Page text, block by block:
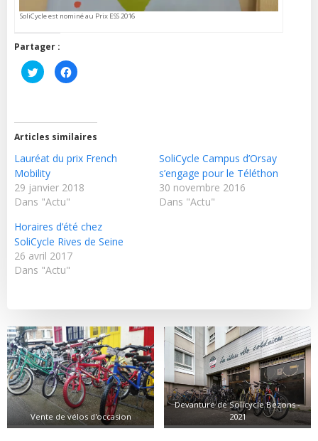
SoliCycle est nominé au Prix ESS 2016
Partager :
Cliquez
pour
partager
une
fenêtre)
Cliquez
pour
une
fenêtre)
Articles similaires
Lauréat du prix French
Mobility
29 janvier 2018
Dans "Actu"
SoliCycle Campus d’Orsay
s’engage pour le Téléthon
30 novembre 2016
Dans "Actu"
Horaires d’été chez
SoliCycle Rives de Seine
26 avril 2017
Dans "Actu"
Vente de vélos d'occasion
Devanture de Solicycle Bezons -
2021